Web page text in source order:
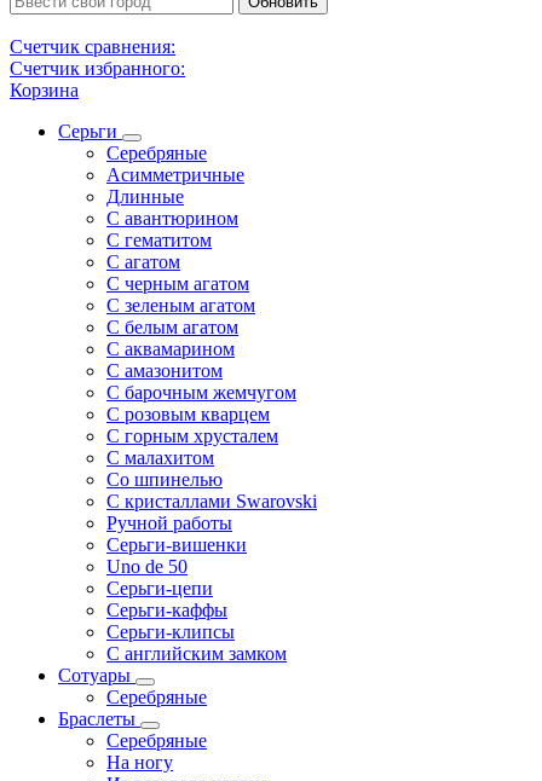
Счетчик сравнения:
Счетчик избранного:
Корзина
Серьги
Серебряные
Асимметричные
Длинные
С авантюрином
С гематитом
С агатом
С черным агатом
С зеленым агатом
С белым агатом
С аквамарином
С амазонитом
С барочным жемчугом
С розовым кварцем
С горным хрусталем
С малахитом
Со шпинелью
С кристаллами Swarovski
Ручной работы
Серьги-вишенки
Uno de 50
Серьги-цепи
Серьги-каффы
Серьги-клипсы
С английским замком
Сотуары
Серебряные
Браслеты
Серебряные
На ногу